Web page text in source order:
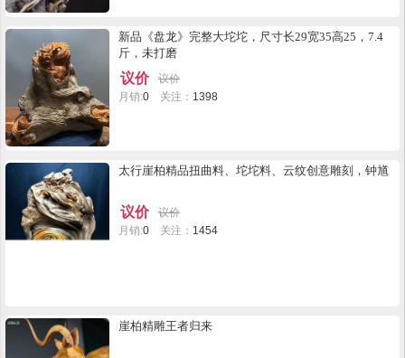
新品《盘龙》完整大坨坨，尺寸长29宽35高25，7.4
斤，未打磨
议价
议价
月销:0 关注： 1398
太行崖柏精品扭曲料、坨坨料、云纹创意雕刻，钟馗
议价
议价
月销:0 关注： 1454
崖柏精雕王者归来